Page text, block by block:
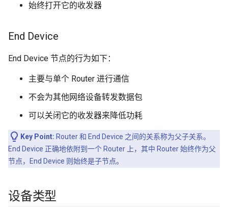
始终打开它的收发器
End Device
End Device 节点的行为如下：
主要与单个 Router 进行通信
不会为其他网络设备转发数据包
可以关闭它的收发器来降低功耗
Key Point: Router 和 End Device 之间的关系称为父子关系。
End Device 正确地依附到一个 Router 上，其中 Router 始终作为父
节点，End Device 则始终是子节点。
设备类型